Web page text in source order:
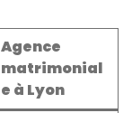
Agence
matrimonial
e à Lyon